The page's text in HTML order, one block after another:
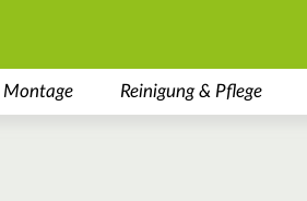
Montage Reinigung & Pflege